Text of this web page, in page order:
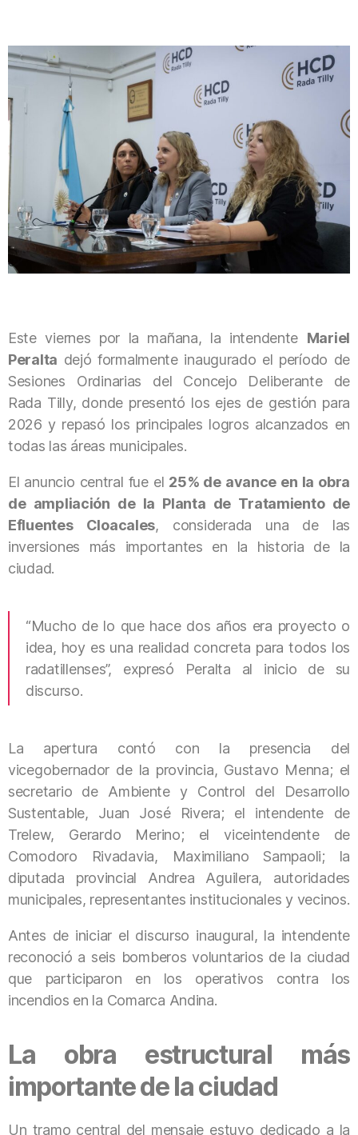
Este viernes por la mañana, la intendente Mariel
Peralta dejó formalmente inaugurado el período de
Sesiones Ordinarias del Concejo Deliberante de
Rada Tilly, donde presentó los ejes de gestión para
2026 y repasó los principales logros alcanzados en
todas las áreas municipales.
El anuncio central fue el 25% de avance en la obra
de ampliación de la Planta de Tratamiento de
Efluentes Cloacales, considerada una de las
inversiones más importantes en la historia de la
ciudad.
“Mucho de lo que hace dos años era proyecto o
idea, hoy es una realidad concreta para todos los
radatillenses”, expresó Peralta al inicio de su
discurso.
La apertura contó con la presencia del
vicegobernador de la provincia, Gustavo Menna; el
secretario de Ambiente y Control del Desarrollo
Sustentable, Juan José Rivera; el intendente de
Trelew, Gerardo Merino; el viceintendente de
Comodoro Rivadavia, Maximiliano Sampaoli; la
diputada provincial Andrea Aguilera, autoridades
municipales, representantes institucionales y vecinos.
Antes de iniciar el discurso inaugural, la intendente
reconoció a seis bomberos voluntarios de la ciudad
que participaron en los operativos contra los
incendios en la Comarca Andina.
La obra estructural más
importante de la ciudad
Un tramo central del mensaje estuvo dedicado a la